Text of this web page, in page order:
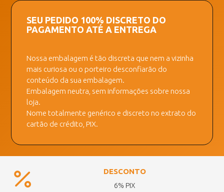
SEU PEDIDO 100% DISCRETO DO
PAGAMENTO ATÉ A ENTREGA
Nossa embalagem é tão discreta que nem a vizinha
mais curiosa ou o porteiro desconfiarão do
conteúdo da sua embalagem.
Embalagem neutra, sem informações sobre nossa
loja.
Nome totalmente genérico e discreto no extrato do
cartão de crédito, PIX.
DESCONTO
6% PIX